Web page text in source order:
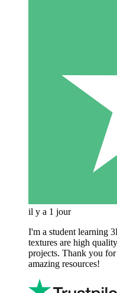
il y a 1 jour
I'm a student learning
textures are high
projects. Thank you
amazing resources!